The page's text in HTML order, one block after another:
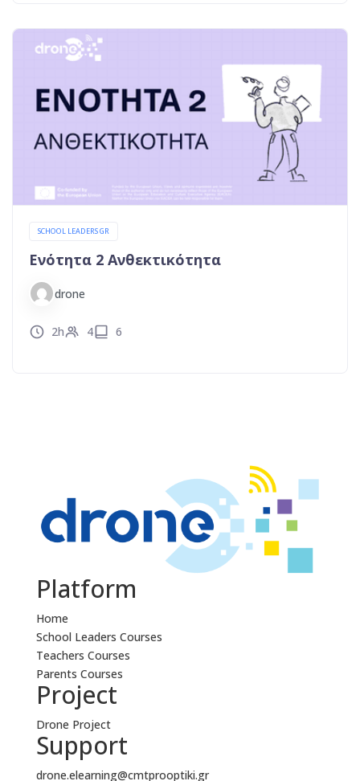
SCHOOL LEADERS GR
Ενότητα 2 Ανθεκτικότητα
drone
2h 4 6
Platform
Home
School Leaders Courses
Teachers Courses
Parents Courses
Project
Drone Project
Support
drone.elearning@cmtprooptiki.gr